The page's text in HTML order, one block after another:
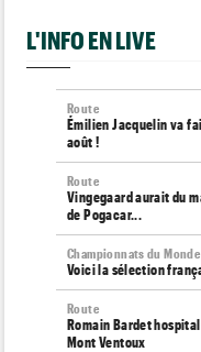
L'INFO EN LIVE
Route
Émilien Jacquelin va
août !
Route
Vingegaard aurait du
de Pogacar...
Championnats du Monde
Voici la sélection
Route
Romain Bardet
Mont Ventoux